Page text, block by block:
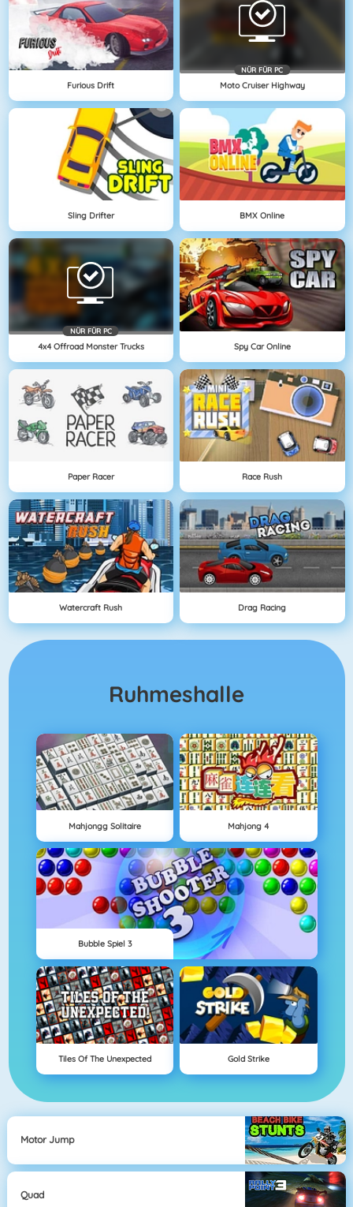
Furious Drift
NÜR FÜR PC
Moto Cruiser Highway
Sling Drifter BMX Online
NÜR FÜR PC
4x4 Offroad Monster Trucks Spy Car Online
Paper Racer Race Rush
Watercraft Rush Drag Racing
Ruhmeshalle
Mahjongg Solitaire Mahjong 4
Bubble Spiel 3
Tiles Of The Unexpected Gold Strike
Motor Jump
Quad